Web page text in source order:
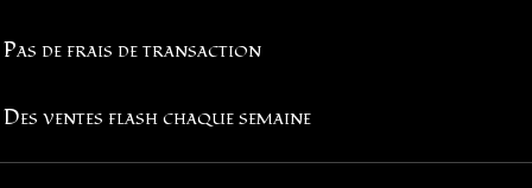
Pas de frais de transaction
Des ventes flash chaque semaine